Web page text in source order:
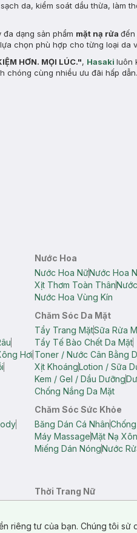
da, kiểm soát dầu thừa, làm
dạng sản phẩm mặt nạ rửa đến
chọn phù hợp cho từng loại da
HƠN. MỌI LÚC.", Hasaki luôn
chóng cùng nhiều ưu đãi hấp dẫn.
Nước Hoa
Nước Hoa NữNước Hoa
Xịt Thơm Toàn Thân
Nước Hoa Vùng Kín
Hơi
Chăm Sóc Da Mặt
Tẩy Trang MặtSữa Rửa
Tẩy Tế Bào Chết Da Mặt
Toner / Nước Cân Bằng
Xịt KhoángLotion / Sữa
Kem / Gel / Dầu Dưỡng
Chống Nắng Da Mặt
Chăm Sóc Sức Khỏe
Băng Dán Cá Nhân
Máy MassageMặt Nạ
Miếng Dán NóngNước
Mini
Xả
Thời Trang Nữ
Quần Lót NữQuần Short
riêng tư của bạn. Chúng tôi